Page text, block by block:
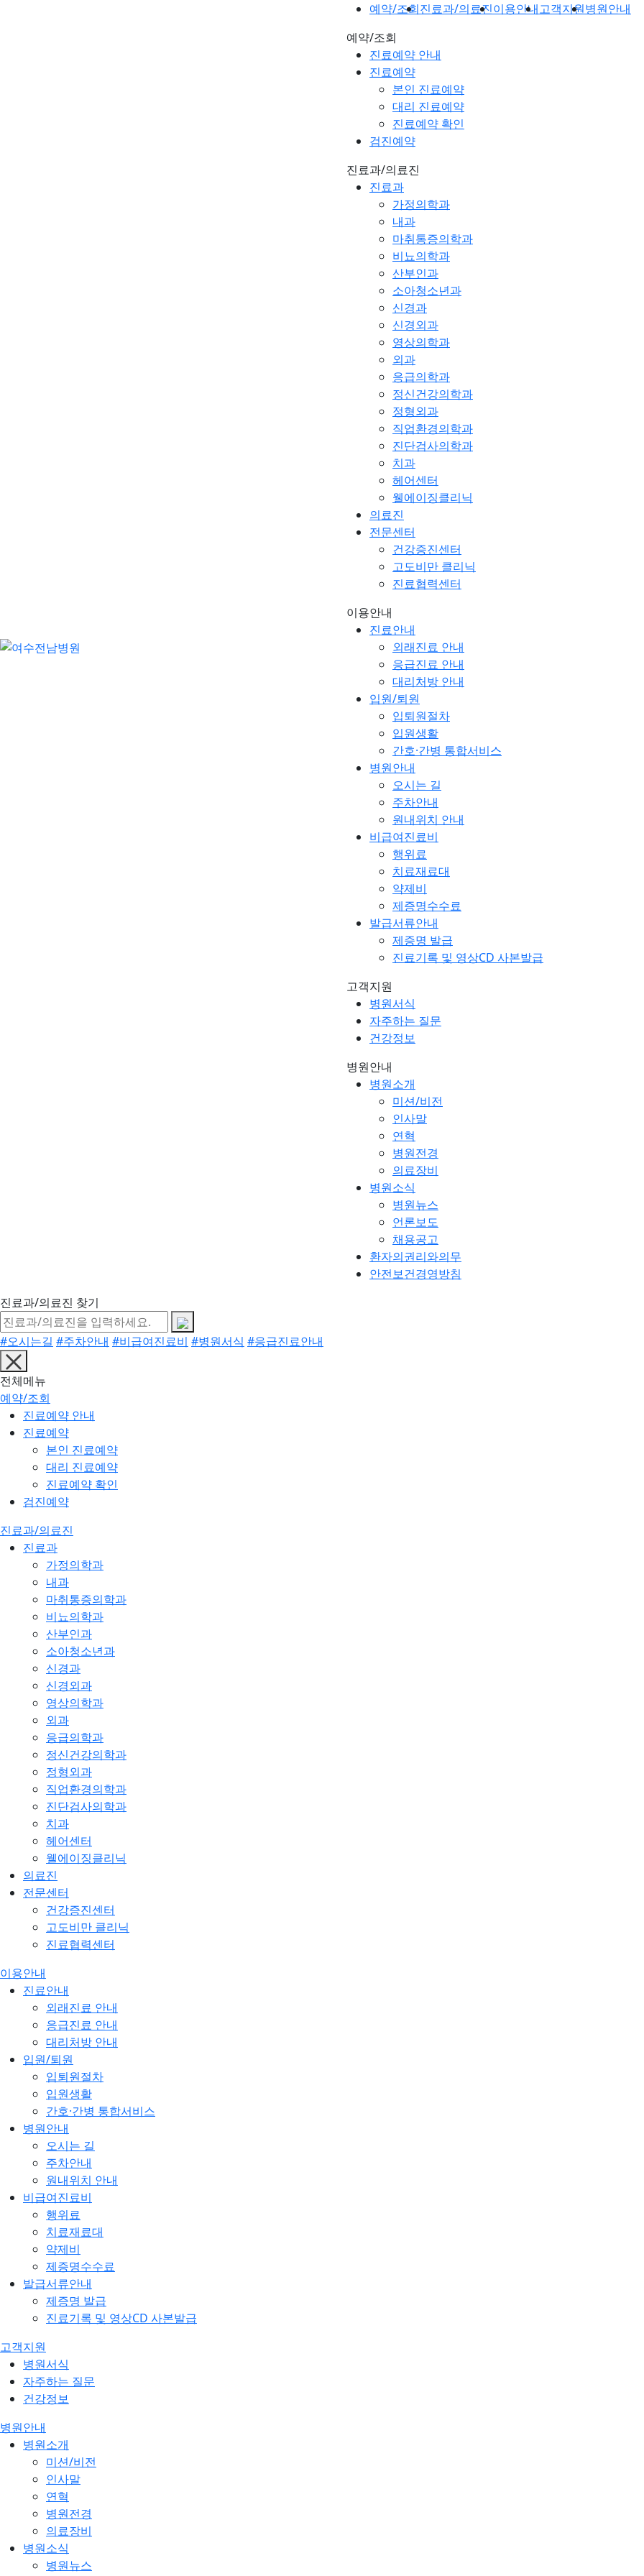
예약/조회진료과/의료진이용안내고객지원병원안내
예약/조회
진료예약 안내
진료예약
본인 진료예약
대리 진료예약
진료예약 확인
검진예약
진료과/의료진
진료과
가정의학과
내과
마취통증의학과
비뇨의학과
산부인과
소아청소년과
신경과
신경외과
영상의학과
외과
응급의학과
정신건강의학과
정형외과
직업환경의학과
진단검사의학과
치과
헤어센터
웰에이징클리닉
의료진
전문센터
건강증진센터
고도비만 클리닉
진료협력센터
이용안내
진료안내
외래진료 안내
응급진료 안내
대리처방 안내
입원/퇴원
입퇴원절차
입원생활
간호·간병 통합서비스
병원안내
오시는 길
주차안내
원내위치 안내
비급여진료비
행위료
치료재료대
약제비
제증명수수료
발급서류안내
제증명 발급
진료기록 및 영상CD 사본발급
고객지원
병원서식
자주하는 질문
건강정보
병원안내
병원소개
미션/비전
인사말
연혁
병원전경
의료장비
병원소식
병원뉴스
언론보도
채용공고
환자의권리와의무
안전보건경영방침
진료과/의료진 찾기
#오시는길 #주차안내 #비급여진료비 #병원서식 #응급진료안내
전체메뉴
예약/조회
진료예약 안내
진료예약
본인 진료예약
대리 진료예약
진료예약 확인
검진예약
진료과/의료진
진료과
가정의학과
내과
마취통증의학과
비뇨의학과
산부인과
소아청소년과
신경과
신경외과
영상의학과
외과
응급의학과
정신건강의학과
정형외과
직업환경의학과
진단검사의학과
치과
헤어센터
웰에이징클리닉
의료진
전문센터
건강증진센터
고도비만 클리닉
진료협력센터
이용안내
진료안내
외래진료 안내
응급진료 안내
대리처방 안내
입원/퇴원
입퇴원절차
입원생활
간호·간병 통합서비스
병원안내
오시는 길
주차안내
원내위치 안내
비급여진료비
행위료
치료재료대
약제비
제증명수수료
발급서류안내
제증명 발급
진료기록 및 영상CD 사본발급
고객지원
병원서식
자주하는 질문
건강정보
병원안내
병원소개
미션/비전
인사말
연혁
병원전경
의료장비
병원소식
병원뉴스